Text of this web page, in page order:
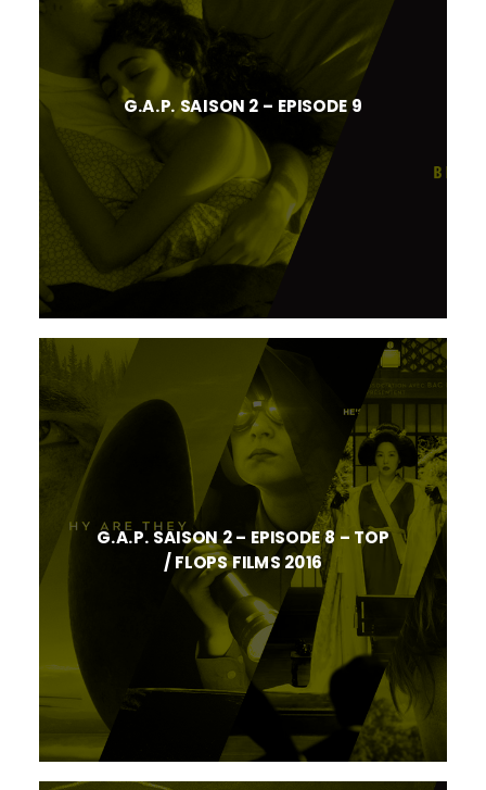
G.A.P. SAISON 2 – EPISODE 9
G.A.P. SAISON 2 – EPISODE 8 – TOP
/ FLOPS FILMS 2016